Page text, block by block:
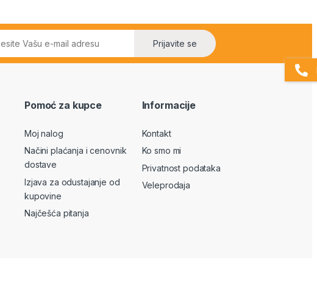
Prijavite se
Pomoć za kupce
Moj nalog
Načini plaćanja i cenovnik
dostave
Izjava za odustajanje od
kupovine
Najčešća pitanja
Informacije
Kontakt
Ko smo mi
Privatnost podataka
Veleprodaja